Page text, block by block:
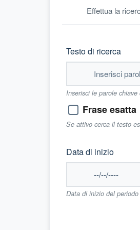
Effettua la
Testo di ricerca
Inserisci le parole
Frase esatta
Se attivo cerca il testo
Data di inizio
Data di inizio del